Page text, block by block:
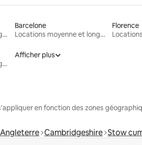
Locations moyenne et longue durée
Barcelone
Locations moyenne et longue durée
Florence
Locations moyenne et longue durée
Afficher plus
en fonction des zones
Angleterre Cambridgeshire Stow